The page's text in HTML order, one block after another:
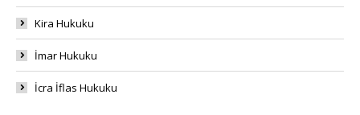
Kira Hukuku
İmar Hukuku
İcra İflas Hukuku